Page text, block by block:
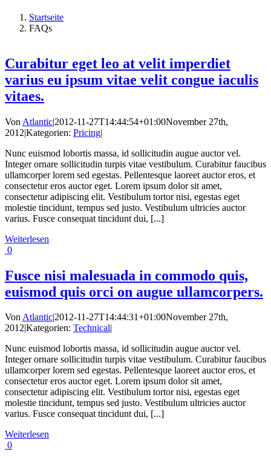
Startseite
FAQs
Curabitur eget leo at velit imperdiet
varius eu ipsum vitae velit congue iaculis
vitaes.
Von Atlantic|2012-11-27T14:44:54+01:00November 27th,
2012|Kategorien: Pricing|
Nunc euismod lobortis massa, id sollicitudin augue auctor vel.
Integer ornare sollicitudin turpis vitae vestibulum. Curabitur faucibus
ullamcorper lorem sed egestas. Pellentesque laoreet auctor eros, et
consectetur eros auctor eget. Lorem ipsum dolor sit amet,
consectetur adipiscing elit. Vestibulum tortor nisi, egestas eget
molestie tincidunt, tempus sed justo. Vestibulum ultricies auctor
varius. Fusce consequat tincidunt dui, [...]
Weiterlesen
0
Fusce nisi malesuada in commodo quis,
euismod quis orci on augue ullamcorpers.
VonAtlantic|2012-11-27T14:44:31+01:00November 27th,
2012|Kategorien: Technical|
Nunc euismod lobortis massa, id sollicitudin augue auctor vel.
Integer ornare sollicitudin turpis vitae vestibulum. Curabitur faucibus
ullamcorper lorem sed egestas. Pellentesque laoreet auctor eros, et
consectetur eros auctor eget. Lorem ipsum dolor sit amet,
consectetur adipiscing elit. Vestibulum tortor nisi, egestas eget
molestie tincidunt, tempus sed justo. Vestibulum ultricies auctor
varius. Fusce consequat tincidunt dui, [...]
Weiterlesen
0